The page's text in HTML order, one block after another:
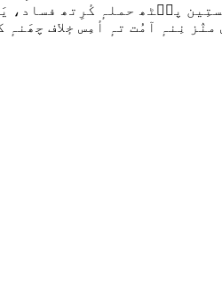
پٮ۪ٹھ حملہٕ کٔرِتھ فساد،
نِنہٕ آمُت تہٕ أمِس خٕلاف چھَنہٕ